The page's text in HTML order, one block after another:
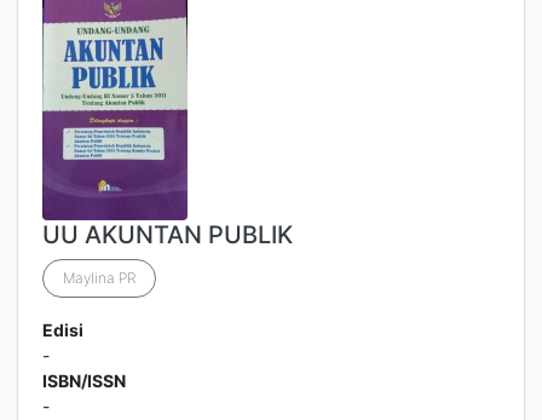
UU AKUNTAN PUBLIK
Maylina PR
Edisi
-
ISBN/ISSN
-